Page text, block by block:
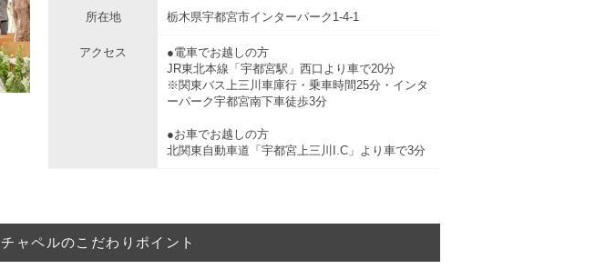
所在地 栃木県宇都宮市インターパーク1-4-1
アクセス
●電車でお越しの方
JR東北本線「宇都宮駅」西口より車で20分
※関東バス上三川車庫行・乗車時間25分・インタ
ーパーク宇都宮南下車徒歩3分
●お車でお越しの方
北関東自動車道「宇都宮上三川I.C」より車で3分
チャペルのこだわりポイント